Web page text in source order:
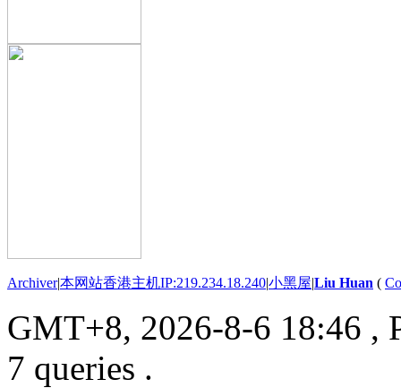
Archiver|本网站香港主机IP:219.234.18.240|小黑屋|Liu Huan (
GMT+8, 2026-8-6 18:46 ,
7 queries .